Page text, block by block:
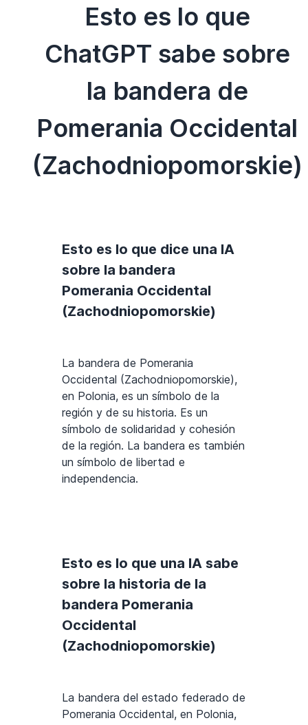
Esto es lo que
ChatGPT sabe sobre
la bandera de
Pomerania Occidental
(Zachodniopomorskie)
Esto es lo que dice una IA
sobre la bandera
Pomerania Occidental
(Zachodniopomorskie)
La bandera de Pomerania
Occidental (Zachodniopomorskie),
en Polonia, es un símbolo de la
región y de su historia. Es un
símbolo de solidaridad y cohesión
de la región. La bandera es también
un símbolo de libertad e
independencia.
Esto es lo que una IA sabe
sobre la historia de la
bandera Pomerania
Occidental
(Zachodniopomorskie)
La bandera del estado federado de
Pomerania Occidental, en Polonia,